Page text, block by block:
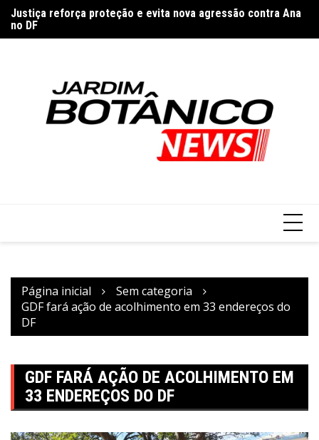
para
o
Justiça reforça proteção e evita nova agressão contra Ana
no DF
Página inicial
Sem categoria
GDF fará ação de acolhimento em 33 endereços do
DF
GDF FARÁ AÇÃO DE ACOLHIMENTO EM
33 ENDEREÇOS DO DF